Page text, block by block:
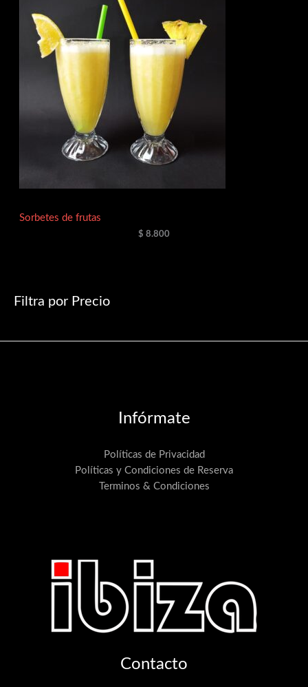
Sorbetes de frutas
$ 8.800
Filtra por Precio
Infórmate
Políticas de Privacidad
Políticas y Condiciones de Reserva
Terminos & Condiciones
Contacto